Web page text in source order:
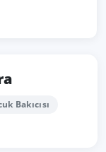
Bakıcısı